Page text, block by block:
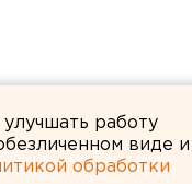
работу
виде и
обработки